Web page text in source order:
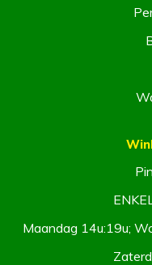
Maandag 14u:19u;